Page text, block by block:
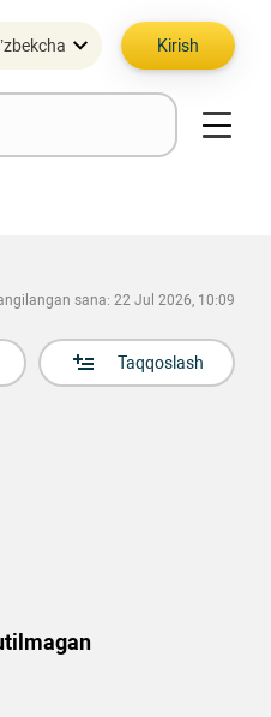
Kirish
sana: 22 Jul 2026, 10:09
Taqqoslash